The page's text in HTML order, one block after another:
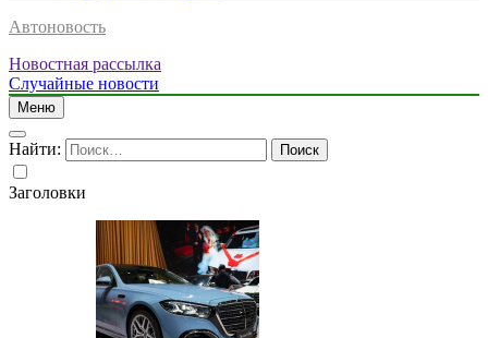
Автоновость
Новостная рассылка
Случайные новости
Меню
Найти:
Заголовки